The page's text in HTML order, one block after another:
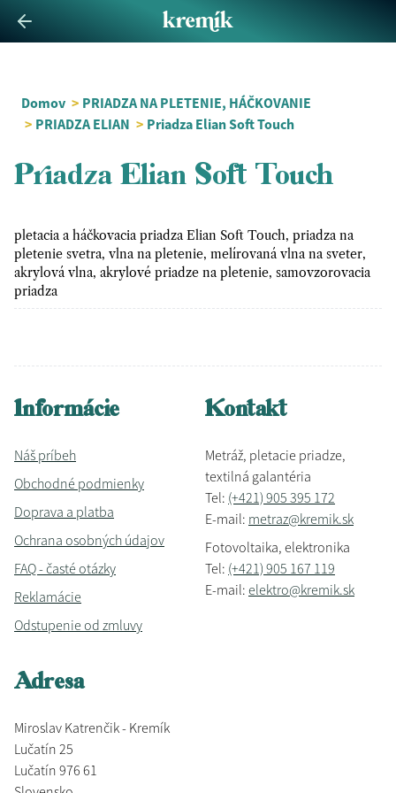
Domov > PRIADZA NA PLETENIE, HÁČKOVANIE
> PRIADZA ELIAN > Priadza Elian Soft Touch
Priadza Elian Soft Touch
pletacia a háčkovacia priadza Elian Soft Touch, priadza na
pletenie svetra, vlna na pletenie, melírovaná vlna na sveter,
akrylová vlna, akrylové priadze na pletenie, samovzorovacia
priadza
Informácie
Náš príbeh
Obchodné podmienky
Doprava a platba
Ochrana osobných údajov
FAQ - časté otázky
Reklamácie
Odstupenie od zmluvy
Kontakt
Metráž, pletacie priadze,
textilná galantéria
Tel: (+421) 905 395 172
E-mail: metraz@kremik.sk
Fotovoltaika, elektronika
Tel: (+421) 905 167 119
E-mail: elektro@kremik.sk
Adresa
Miroslav Katrenčik - Kremík
Lučatín 25
Lučatín 976 61